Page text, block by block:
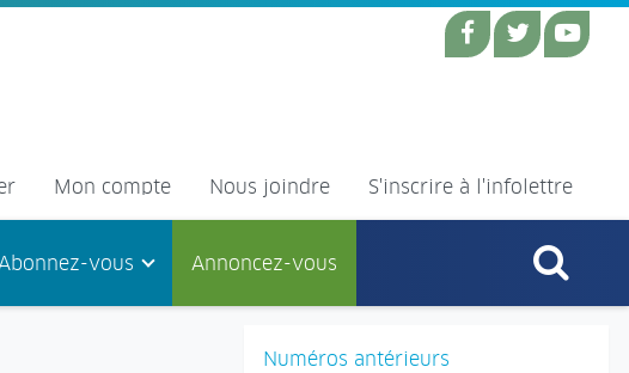
Mon compte Nous joindre S'inscrire à l'infolettre
Abonnez-vous Annoncez-vous
Numéros antérieurs